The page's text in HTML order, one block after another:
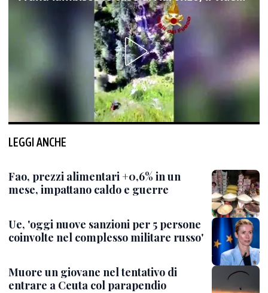
LEGGI ANCHE
Fao, prezzi alimentari +0,6% in un
mese, impattano caldo e guerre
Ue, 'oggi nuove sanzioni per 5 persone
coinvolte nel complesso militare russo'
Muore un giovane nel tentativo di
entrare a Ceuta col parapendio